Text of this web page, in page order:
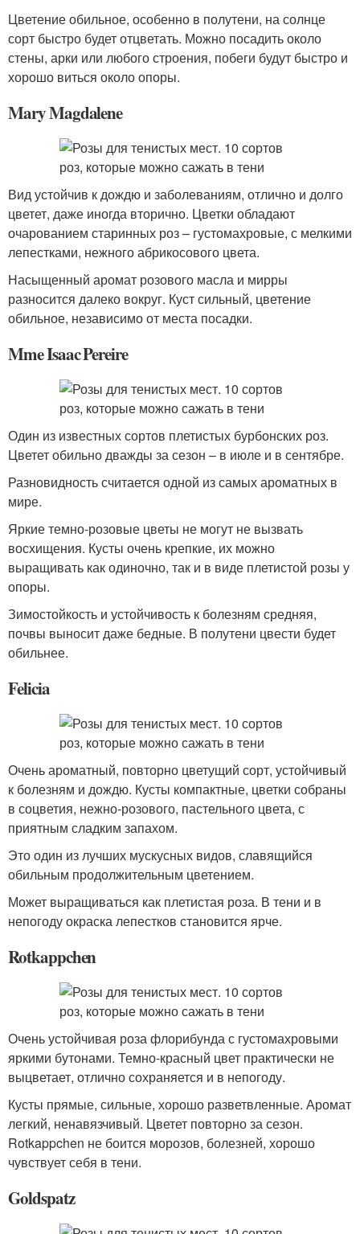
Цветение обильное, особенно в полутени, на солнце
сорт быстро будет отцветать. Можно посадить около
стены, арки или любого строения, побеги будут быстро и
хорошо виться около опоры.
Mary Magdalene
Вид устойчив к дождю и заболеваниям, отлично и долго
цветет, даже иногда вторично. Цветки обладают
очарованием старинных роз – густомахровые, с мелкими
лепестками, нежного абрикосового цвета.
Насыщенный аромат розового масла и мирры
разносится далеко вокруг. Куст сильный, цветение
обильное, независимо от места посадки.
Mme Isaac Pereire
Один из известных сортов плетистых бурбонских роз.
Цветет обильно дважды за сезон – в июле и в сентябре.
Разновидность считается одной из самых ароматных в
мире.
Яркие темно-розовые цветы не могут не вызвать
восхищения. Кусты очень крепкие, их можно
выращивать как одиночно, так и в виде плетистой розы у
опоры.
Зимостойкость и устойчивость к болезням средняя,
почвы выносит даже бедные. В полутени цвести будет
обильнее.
Felicia
Очень ароматный, повторно цветущий сорт, устойчивый
к болезням и дождю. Кусты компактные, цветки собраны
в соцветия, нежно-розового, пастельного цвета, с
приятным сладким запахом.
Это один из лучших мускусных видов, славящийся
обильным продолжительным цветением.
Может выращиваться как плетистая роза. В тени и в
непогоду окраска лепестков становится ярче.
Rotkappchen
Очень устойчивая роза флорибунда с густомахровыми
яркими бутонами. Темно-красный цвет практически не
выцветает, отлично сохраняется и в непогоду.
Кусты прямые, сильные, хорошо разветвленные. Аромат
легкий, ненавязчивый. Цветет повторно за сезон.
Rotkappchen не боится морозов, болезней, хорошо
чувствует себя в тени.
Goldspatz